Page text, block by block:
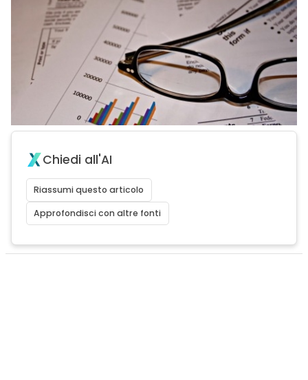
Chiedi all'AI
Riassumi questo articolo
Approfondisci con altre fonti